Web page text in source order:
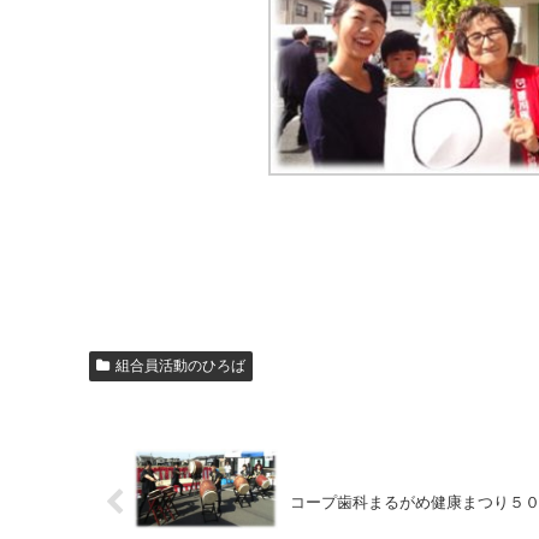
組合員活動のひろば
コープ歯科まるがめ健康まつり５